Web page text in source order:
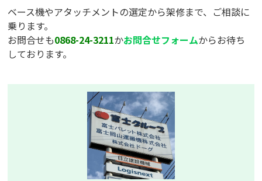
ベース機やアタッチメントの選定から架修まで、ご相談に
乗ります。
お問合せも0868-24-3211かお問合せフォームからお待ち
しております。